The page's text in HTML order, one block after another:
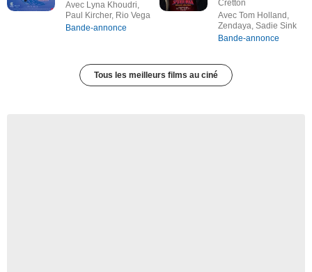
Avec Lyna Khoudri,
Paul Kircher, Rio Vega
Bande-annonce
Cretton
Avec Tom Holland,
Zendaya, Sadie Sink
Bande-annonce
Tous les meilleurs films au ciné